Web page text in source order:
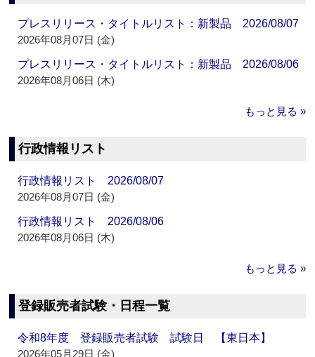
プレスリリース・タイトルリスト：新製品 2026/08/07
2026年08月07日 (金)
プレスリリース・タイトルリスト：新製品 2026/08/06
2026年08月06日 (木)
もっと見る »
行政情報リスト
行政情報リスト 2026/08/07
2026年08月07日 (金)
行政情報リスト 2026/08/06
2026年08月06日 (木)
もっと見る »
登録販売者試験・日程一覧
令和8年度 登録販売者試験 試験日 【東日本】
2026年05月29日 (金)